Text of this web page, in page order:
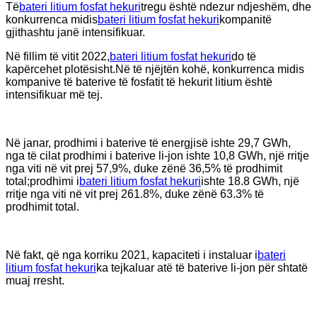
Tëbateri litium fosfat hekuritregu është ndezur ndjeshëm, dhe
konkurrenca midisbateri litium fosfat hekurikompanitë
gjithashtu janë intensifikuar.
Në fillim të vitit 2022,bateri litium fosfat hekurido të
kapërcehet plotësisht.Në të njëjtën kohë, konkurrenca midis
kompanive të baterive të fosfatit të hekurit litium është
intensifikuar më tej.
Në janar, prodhimi i baterive të energjisë ishte 29,7 GWh,
nga të cilat prodhimi i baterive li-jon ishte 10,8 GWh, një rritje
nga viti në vit prej 57,9%, duke zënë 36,5% të prodhimit
total;prodhimi ibateri litium fosfat hekuriishte 18.8 GWh, një
rritje nga viti në vit prej 261.8%, duke zënë 63.3% të
prodhimit total.
Në fakt, që nga korriku 2021, kapaciteti i instaluar ibateri
litium fosfat hekurika tejkaluar atë të baterive li-jon për shtatë
muaj rresht.